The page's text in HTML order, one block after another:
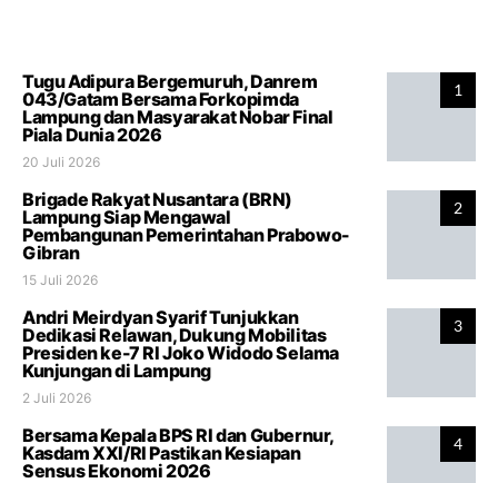
1
Tugu Adipura Bergemuruh, Danrem
043/Gatam Bersama Forkopimda
Lampung dan Masyarakat Nobar Final
Piala Dunia 2026
20 Juli 2026
2
Brigade Rakyat Nusantara (BRN)
Lampung Siap Mengawal
Pembangunan Pemerintahan Prabowo-
Gibran
15 Juli 2026
3
Andri Meirdyan Syarif Tunjukkan
Dedikasi Relawan, Dukung Mobilitas
Presiden ke-7 RI Joko Widodo Selama
Kunjungan di Lampung
2 Juli 2026
4
Bersama Kepala BPS RI dan Gubernur,
Kasdam XXI/RI Pastikan Kesiapan
Sensus Ekonomi 2026